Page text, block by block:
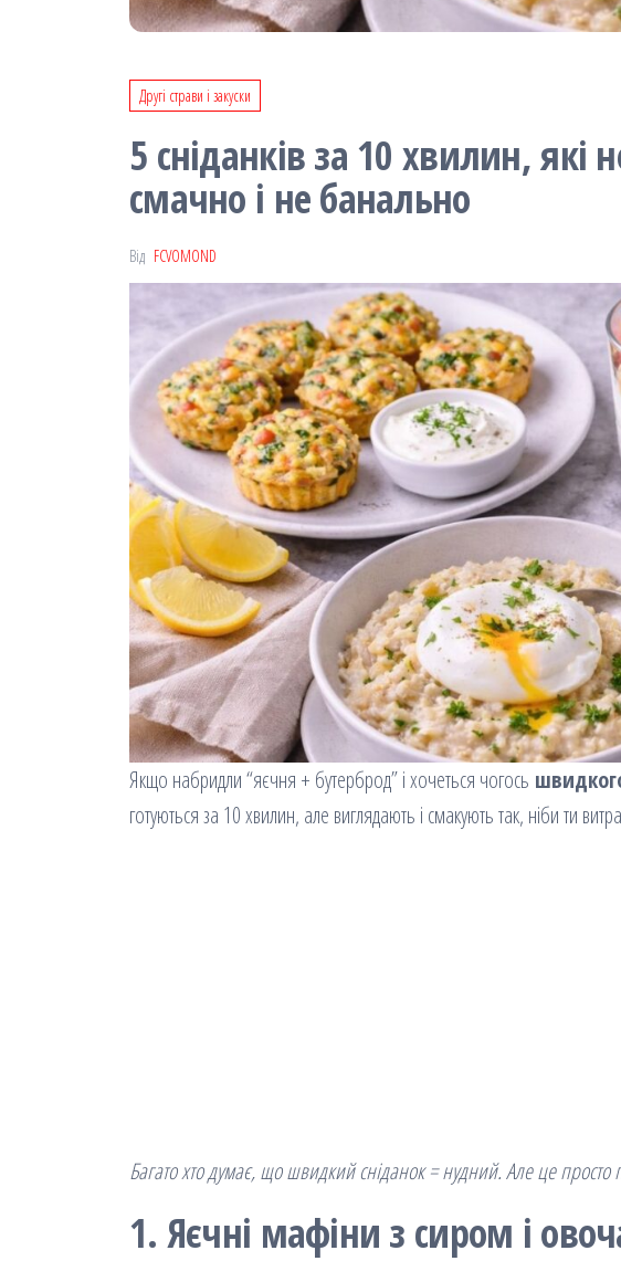
Другі страви і закуски
5 сніданків за 10 хвилин,
смачно і не банально
Від FCVOMOND
Якщо набридли “яєчня + бутерброд” і хочеться чогось
готуються за 10 хвилин, але виглядають і смакують так, ніби ти
Багато хто думає, що швидкий сніданок = нудний. Але це просто
1. Яєчні мафіни з сиром і